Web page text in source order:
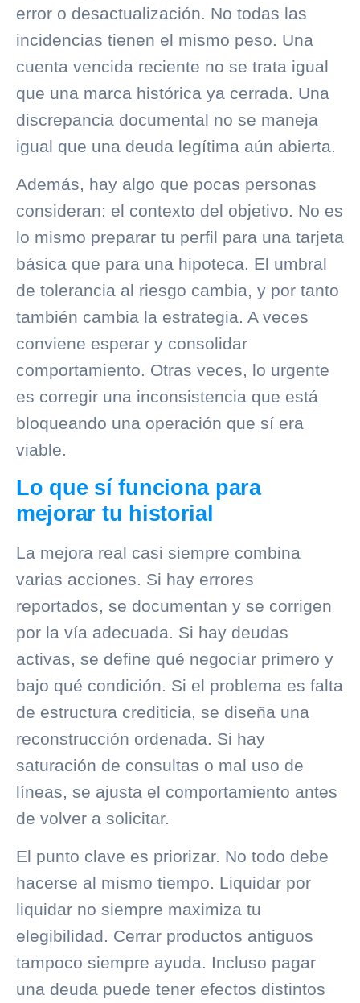
error o desactualización. No todas las
incidencias tienen el mismo peso. Una
cuenta vencida reciente no se trata igual
que una marca histórica ya cerrada. Una
discrepancia documental no se maneja
igual que una deuda legítima aún abierta.
Además, hay algo que pocas personas
consideran: el contexto del objetivo. No es
lo mismo preparar tu perfil para una tarjeta
básica que para una hipoteca. El umbral
de tolerancia al riesgo cambia, y por tanto
también cambia la estrategia. A veces
conviene esperar y consolidar
comportamiento. Otras veces, lo urgente
es corregir una inconsistencia que está
bloqueando una operación que sí era
viable.
Lo que sí funciona para
mejorar tu historial
La mejora real casi siempre combina
varias acciones. Si hay errores
reportados, se documentan y se corrigen
por la vía adecuada. Si hay deudas
activas, se define qué negociar primero y
bajo qué condición. Si el problema es falta
de estructura crediticia, se diseña una
reconstrucción ordenada. Si hay
saturación de consultas o mal uso de
líneas, se ajusta el comportamiento antes
de volver a solicitar.
El punto clave es priorizar. No todo debe
hacerse al mismo tiempo. Liquidar por
liquidar no siempre maximiza tu
elegibilidad. Cerrar productos antiguos
tampoco siempre ayuda. Incluso pagar
una deuda puede tener efectos distintos